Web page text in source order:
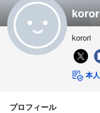
korori
本
プロフィール